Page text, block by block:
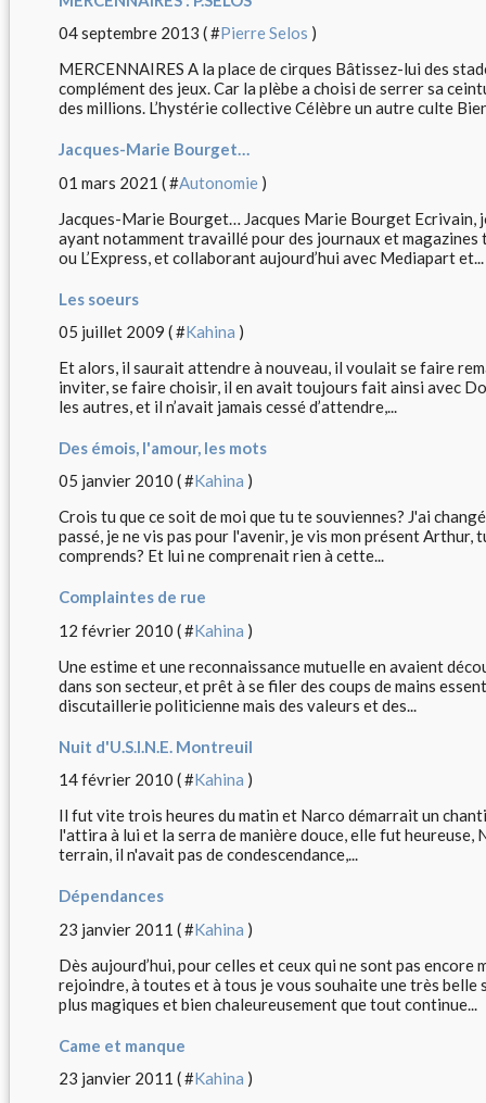
04 septembre 2013 ( #Pierre Selos )
MERCENNAIRES A la place de cirques Bâtissez-lui des
complément des jeux. Car la plèbe a choisi de serrer sa
des millions. L’hystérie collective Célèbre un autre culte
Jacques-Marie Bourget…
01 mars 2021 ( #Autonomie )
Jacques-Marie Bourget… Jacques Marie Bourget
ayant notamment travaillé pour des journaux et magazines
ou L’Express, et collaborant aujourd’hui avec Mediapart et...
Les soeurs
05 juillet 2009 ( #Kahina )
Et alors, il saurait attendre à nouveau, il voulait se faire
inviter, se faire choisir, il en avait toujours fait ainsi avec
les autres, et il n’avait jamais cessé d’attendre,...
Des émois, l'amour, les mots
05 janvier 2010 ( #Kahina )
Crois tu que ce soit de moi que tu te souviennes? J'ai
passé, je ne vis pas pour l'avenir, je vis mon présent
comprends? Et lui ne comprenait rien à cette...
Complaintes de rue
12 février 2010 ( #Kahina )
Une estime et une reconnaissance mutuelle en avaient
dans son secteur, et prêt à se filer des coups de mains
discutaillerie politicienne mais des valeurs et des...
Nuit d'U.S.I.N.E. Montreuil
14 février 2010 ( #Kahina )
Il fut vite trois heures du matin et Narco démarrait un
l'attira à lui et la serra de manière douce, elle fut heureuse,
terrain, il n'avait pas de condescendance,...
Dépendances
23 janvier 2011 ( #Kahina )
Dès aujourd’hui, pour celles et ceux qui ne sont pas encore
rejoindre, à toutes et à tous je vous souhaite une très belle
plus magiques et bien chaleureusement que tout continue...
Came et manque
23 janvier 2011 ( #Kahina )